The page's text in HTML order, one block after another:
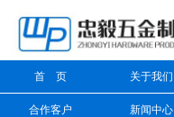
首 页 关于我们
合作客户 新闻中心